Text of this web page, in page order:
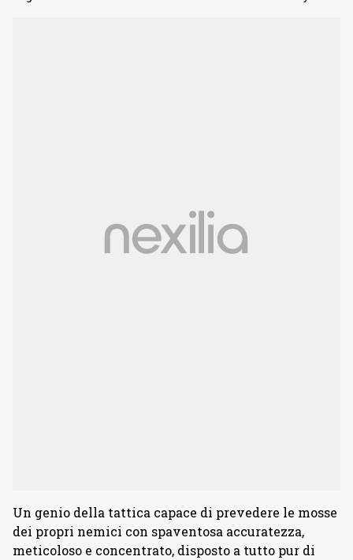
Un genio della tattica capace di prevedere le mosse
dei propri nemici con spaventosa accuratezza,
meticoloso e concentrato, disposto a tutto pur di